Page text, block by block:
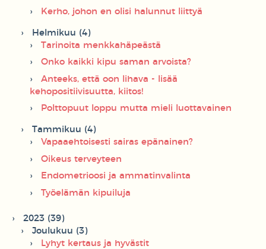
Kerho, johon en olisi halunnut liittyä
Helmikuu (4)
Tarinoita menkkahäpeästä
Onko kaikki kipu saman arvoista?
Anteeks, että oon lihava - lisää
kehopositiivisuutta, kiitos!
Polttopuut loppu mutta mieli luottavainen
Tammikuu (4)
Vapaaehtoisesti sairas epänainen?
Oikeus terveyteen
Endometrioosi ja ammatinvalinta
Työelämän kipuiluja
2023 (39)
Joulukuu (3)
Lyhyt kertaus ja hyvästit